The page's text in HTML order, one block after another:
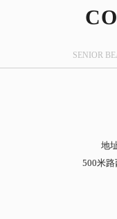
SENIOR
地
500米路